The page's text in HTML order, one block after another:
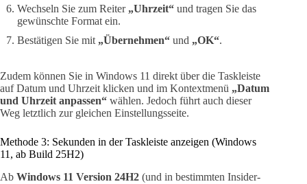
Wechseln Sie zum Reiter „Uhrzeit“ und tragen Sie das
gewünschte Format ein.
Bestätigen Sie mit „Übernehmen“ und „OK“.
Zudem können Sie in Windows 11 direkt über die Taskleiste
auf Datum und Uhrzeit klicken und im Kontextmenü „Datum
und Uhrzeit anpassen“ wählen. Jedoch führt auch dieser
Weg letztlich zur gleichen Einstellungsseite.
Methode 3: Sekunden in der Taskleiste anzeigen (Windows
11, ab Build 25H2)
Ab Windows 11 Version 24H2 (und in bestimmten Insider-